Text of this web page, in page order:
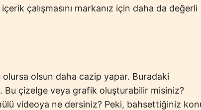
çalışmasını markanız için daha da değerli
olursa olsun daha cazip yapar. Buradaki
Bu çizelge veya grafik oluşturabilir misiniz?
videoya ne dersiniz? Peki, bahsettiğiniz